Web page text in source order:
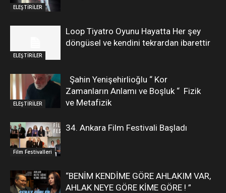
ELEŞTİRİLER
ELEŞTİRİLER
Loop Tiyatro Oyunu Hayatta Her şey
döngüsel ve kendini tekrardan ibarettir
ELEŞTİRİLER
Şahin Yenişehirlioğlu “ Kor
Zamanların Anlamı ve Boşluk “ Fizik
ve Metafizik
Film Festivalleri
34. Ankara Film Festivali Başladı
“BENİM KENDİME GÖRE AHLAKIM VAR,
AHLAK NEYE GÖRE KİME GÖRE ! ”